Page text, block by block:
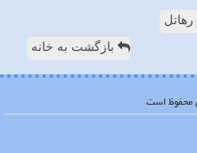
رهاتل
بازگشت به خانه